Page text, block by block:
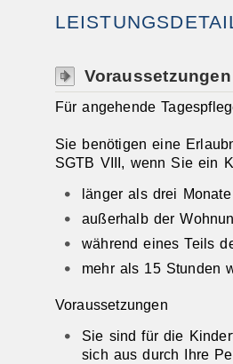
Voraussetzungen
Für angehende
Sie benötigen eine
SGTB VIII, wenn Sie ein
länger als drei
außerhalb der
während eines Teils
mehr als 15 Stunden
Voraussetzungen
Sie sind für die
sich aus durch Ihre